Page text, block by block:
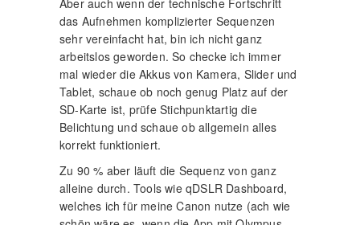
das Aufnehmen komplizierter Sequenzen
sehr vereinfacht hat, bin ich nicht ganz
arbeitslos geworden. So checke ich immer
mal wieder die Akkus von Kamera, Slider und
Tablet, schaue ob noch genug Platz auf der
SD-Karte ist, prüfe Stichpunktartig die
Belichtung und schaue ob allgemein alles
korrekt funktioniert.
Zu 90 % aber läuft die Sequenz von ganz
alleine durch. Tools wie qDSLR Dashboard,
welches ich für meine Canon nutze (ach wie